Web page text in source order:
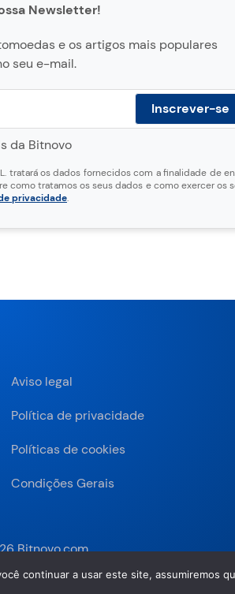
Newsletter!
e os artigos mais populares
seu e-mail.
da Bitnovo
tratará os dados fornecidos com a finalidade de
como tratamos os seus dados e como exercer os
privacidade.
Aviso legal
Política de privacidade
Políticas de cookies
Condições Gerais
Bitnovo.com
continuar a usar este site, assumiremos